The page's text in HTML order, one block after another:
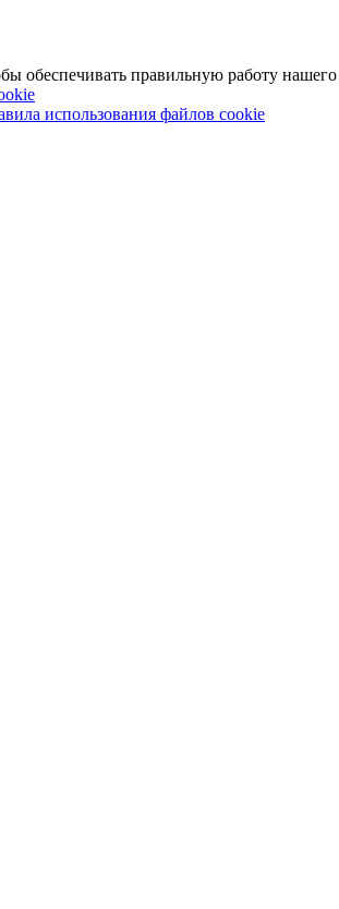
обеспечивать правильную работу нашего
использования файлов cookie